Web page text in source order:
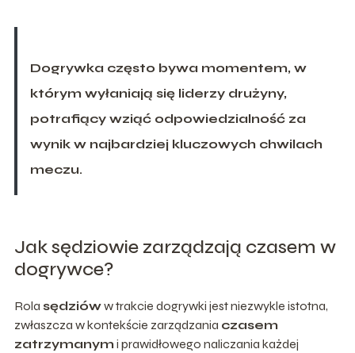
Dogrywka często bywa momentem, w
którym wyłaniają się liderzy drużyny,
potrafiący wziąć odpowiedzialność za
wynik w najbardziej kluczowych chwilach
meczu.
Jak sędziowie zarządzają czasem w
dogrywce?
Rola sędzióww trakcie dogrywki jest niezwykle istotna,
zwłaszcza w kontekście zarządzania czasem
zatrzymanym i prawidłowego naliczania każdej